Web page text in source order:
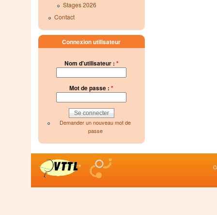
Stages 2026
Contact
Connexion utilisateur
Nom d'utilisateur : *
Mot de passe :*
Demander un nouveau mot de
passe